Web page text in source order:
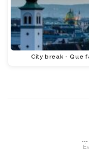
City break - Que